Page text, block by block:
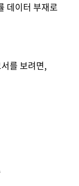
데이터 부재로
를 보려면,